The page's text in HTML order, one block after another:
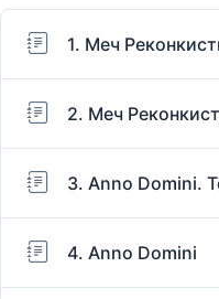
1. Меч
2. Меч
3. Anno Domini.
4. Anno Domini